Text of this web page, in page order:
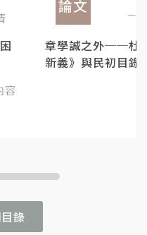
容
論文
章學誠之外──杜
新義》與民初目錄
錄